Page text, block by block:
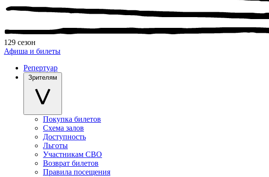
129 сезон
Афиша и билеты
Репертуар
Зрителям
Покупка билетов
Схема залов
Доступность
Льготы
Участникам СВО
Возврат билетов
Правила посещения